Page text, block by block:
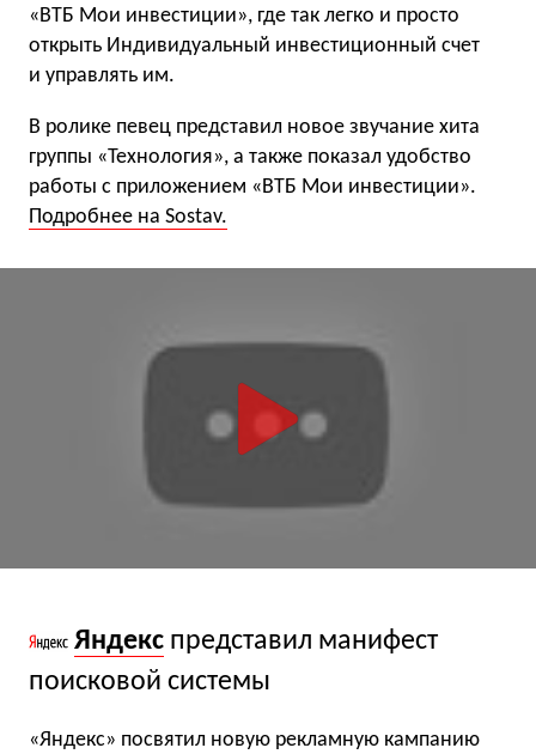
«ВТБ Мои инвестиции», где так легко и просто
открыть Индивидуальный инвестиционный счет
и управлять им.
В ролике певец представил новое звучание хита
группы «Технология», а также показал удобство
работы с приложением «ВТБ Мои инвестиции».
Подробнее на Sostav.
Яндекс представил манифест
поисковой системы
«Яндекс» посвятил новую рекламную кампанию